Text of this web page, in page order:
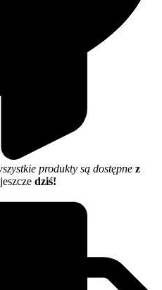
produkty są dostępne z
jeszcze dziś!